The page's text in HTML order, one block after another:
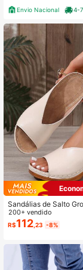
Envio Nacional 4-
Sandálias de Salto
heres, Preto, Novos
ão de Ponta Aberta,
s de Plataforma
uais
200+ vendido
R$112 ,23 -8%